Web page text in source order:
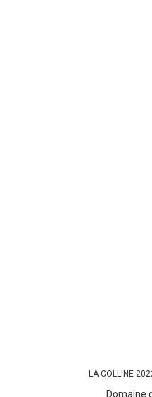
LA COLLINE
Domaine